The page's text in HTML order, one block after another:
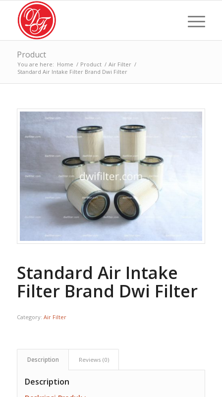
Product
You are here: Home / Product / Air Filter /
Standard Air Intake Filter Brand Dwi Filter
Standard Air Intake
Filter Brand Dwi Filter
Category: Air Filter
Description Reviews (0)
Description